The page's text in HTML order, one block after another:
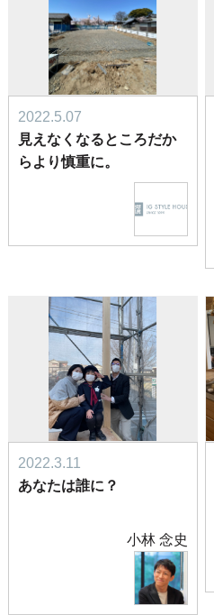
2022.5.07
見えなくなるところだか
らより慎重に。
2022.3.11
あなたは誰に？
小林 念史